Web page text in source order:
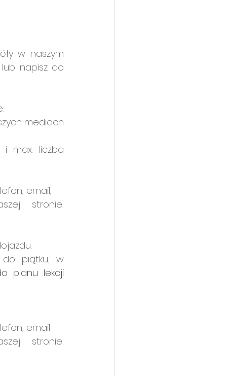
w naszym
napisz do
mediach
i max. liczba
email,
do piątku, w
planu lekcji
email